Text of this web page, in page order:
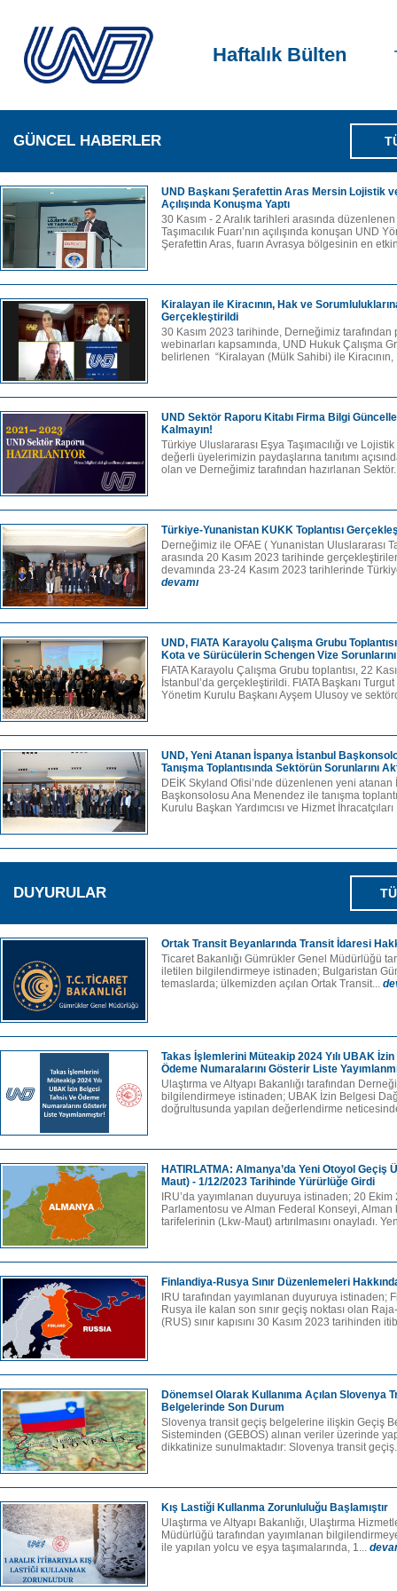
Haftalık Bülten
GÜNCEL HABERLER
UND Başkanı Şerafettin Aras Mersin Lojistik ve
Açılışında Konuşma Yaptı
30 Kasım - 2 Aralık tarihleri arasında
Taşımacılık Fuarı’nın açılışında konuşan UND
Şerafettin Aras, fuarın Avrasya bölgesinin en
Kiralayan ile Kiracının, Hak ve
Gerçekleştirildi
30 Kasım 2023 tarihinde, Derneğimiz
webinarları kapsamında, UND Hukuk Çalışma
belirlenen “Kiralayan (Mülk Sahibi) ile
UND Sektör Raporu Kitabı Firma Bilgi
Kalmayın!
Türkiye Uluslararası Eşya Taşımacılığı ve
değerli üyelerimizin paydaşlarına tanıtımı
olan ve Derneğimiz tarafından hazırlanan
Türkiye-Yunanistan KUKK Toplantısı
Derneğimiz ile OFAE ( Yunanistan Uluslararası
arasında 20 Kasım 2023 tarihinde
devamında 23-24 Kasım 2023 tarihlerinde
devamı
UND, FIATA Karayolu Çalışma Grubu
Kota ve Sürücülerin Schengen Vize
FIATA Karayolu Çalışma Grubu toplantısı, 22
İstanbul’da gerçekleştirildi. FIATA Başkanı
Yönetim Kurulu Başkanı Ayşem Ulusoy ve
UND, Yeni Atanan İspanya İstanbul
Tanışma Toplantısında Sektörün Sorunlarını
DEİK Skyland Ofisi’nde düzenlenen yeni atanan
Başkonsolosu Ana Menendez ile tanışma
Kurulu Başkan Yardımcısı ve Hizmet
DUYURULAR
Ortak Transit Beyanlarında Transit İdaresi
Ticaret Bakanlığı Gümrükler Genel Müdürlüğü
iletilen bilgilendirmeye istinaden; Bulgaristan
temaslarda; ülkemizden açılan Ortak Transit...
Takas İşlemlerini Müteakip 2024 Yılı UBAK
Ödeme Numaralarını Gösterir Liste
Ulaştırma ve Altyapı Bakanlığı tarafından
bilgilendirmeye istinaden; UBAK İzin Belgesi
doğrultusunda yapılan değerlendirme
HATIRLATMA: Almanya’da Yeni Otoyol Geçiş
Maut) - 1/12/2023 Tarihinde Yürürlüğe Girdi
IRU’da yayımlanan duyuruya istinaden; 20
Parlamentosu ve Alman Federal Konseyi,
tarifelerinin (Lkw-Maut) artırılmasını onayladı.
Finlandiya-Rusya Sınır Düzenlemeleri
IRU tarafından yayımlanan duyuruya istinaden;
Rusya ile kalan son sınır geçiş noktası olan
(RUS) sınır kapısını 30 Kasım 2023 tarihinden
Dönemsel Olarak Kullanıma Açılan Slovenya
Belgelerinde Son Durum
Slovenya transit geçiş belgelerine ilişkin Geçiş
Sisteminden (GEBOS) alınan veriler üzerinde
dikkatinize sunulmaktadır: Slovenya transit
Kış Lastiği Kullanma Zorunluluğu Başlamıştır
Ulaştırma ve Altyapı Bakanlığı, Ulaştırma
Müdürlüğü tarafından yayımlanan
ile yapılan yolcu ve eşya taşımalarında, 1...